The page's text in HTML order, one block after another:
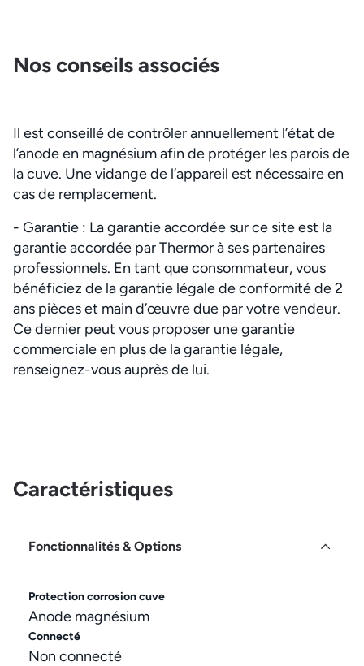
Nos conseils associés
Il est conseillé de contrôler annuellement l’état de
l’anode en magnésium afin de protéger les parois de
la cuve. Une vidange de l’appareil est nécessaire en
cas de remplacement.
- Garantie : La garantie accordée sur ce site est la
garantie accordée par Thermor à ses partenaires
professionnels. En tant que consommateur, vous
bénéficiez de la garantie légale de conformité de 2
ans pièces et main d’œuvre due par votre vendeur.
Ce dernier peut vous proposer une garantie
commerciale en plus de la garantie légale,
renseignez-vous auprès de lui.
Caractéristiques
Fonctionnalités & Options
Protection corrosion cuve
Anode magnésium
Connecté
Non connecté